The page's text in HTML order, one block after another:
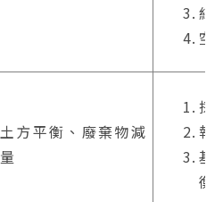
結
空
土方平衡、廢棄物減
量
採
執
基
衡